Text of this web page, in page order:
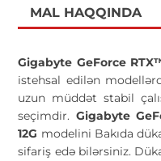
MAL HAQQINDA
Gigabyte GeForce
istehsal edilən
uzun müddət stabil
seçimdir. Gigabyte
12G modelini Bakıda
sifariş edə bilərsiniz.